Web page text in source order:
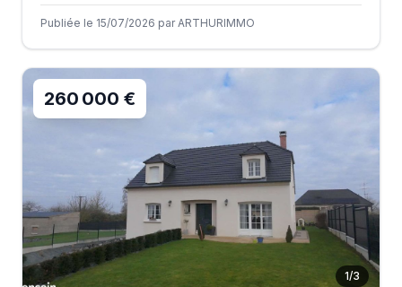
Publiée le 15/07/2026 par ARTHURIMMO
1/3
260 000 €